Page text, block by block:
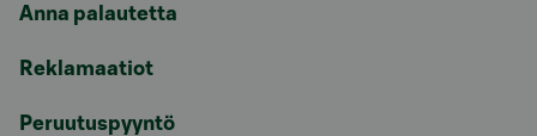
Anna palautetta
Reklamaatiot
Peruutuspyyntö